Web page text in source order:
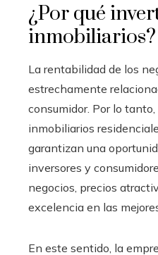
¿Por qué
inmobiliarios?
La rentabilidad de los
estrechamente
consumidor. Por lo
inmobiliarios
garantizan una
inversores y
negocios, precios
excelencia en las
En este sentido, la